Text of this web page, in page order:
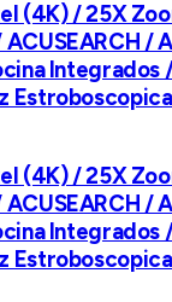
(4K) / 25X
/
Integrados
(4K) / 25X
/
Integrados